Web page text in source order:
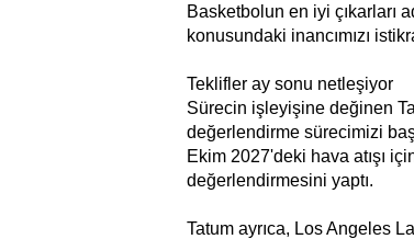
Basketbolun en iyi çıkarları
konusundaki inancımızı
Teklifler ay sonu netleşiyor
Sürecin işleyişine değinen
değerlendirme sürecimizi
Ekim 2027'deki hava atışı
değerlendirmesini yaptı.
Tatum ayrıca, Los Angeles